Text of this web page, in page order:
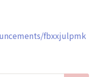
fbxxjulpmk